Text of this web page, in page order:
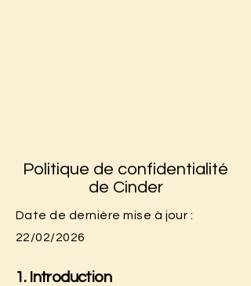
Politique de confidentialité
de Cinder
Date de dernière mise à jour :
22/02/2026
1. Introduction